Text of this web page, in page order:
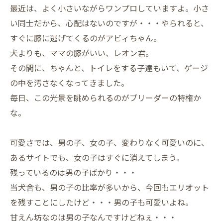
最近は、よく小さいながらワンプロしていますよ。小さ
い同士だから、心配はないのですが・・・やられると、
すぐに膝に逃げてくるのがアビィちゃん。
犬よりも、ママの膝がいい、レオン君。
その間に、ちゃんと、トイレをする子達もいて、ゲージ
の中を汚さなくなってきました。
毎日、この光景を眺められるのがブリーダーの特権か
な。
可愛さでは、男の子、女の子、変わりなく可愛いのに、
あるサイトでも、女の子はすぐに消えてしまう。
残っているのは男の子ばかり・・・
当犬舎も、男の子の比率が多いから、今回もエリオット
を残すことにしたけど・・・男の子も可愛いよね。
甘えん坊なのは男の子なんですけどねぇ・・・